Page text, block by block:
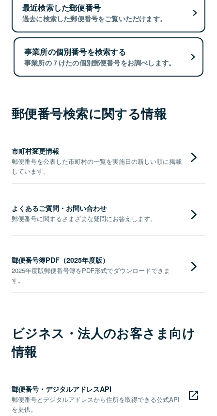
最近検索した郵便番号
過去に検索した郵便番号をご覧いただけます。
事業所の個別番号を検索する
事業所の７けたの個別郵便番号をお調べします。
郵便番号検索に関する情報
市町村変更情報
郵便番号を公表した市町村の一覧を実施日の新しい順に掲載
しています。
よくあるご質問・お問い合わせ
郵便番号に関するさまざまな疑問にお答えします。
郵便番号簿PDF（2025年度版）
2025年度版郵便番号簿をPDF形式でダウンロードできま
す。
ビジネス・法人のお客さま向け
情報
郵便番号・デジタルアドレスAPI
郵便番号とデジタルアドレスから住所を取得できる公式API
を提供。